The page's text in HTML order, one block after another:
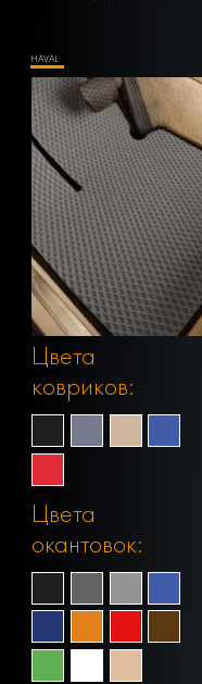
HAVAL
Цвета
ковриков:
Цвета
окантовок: